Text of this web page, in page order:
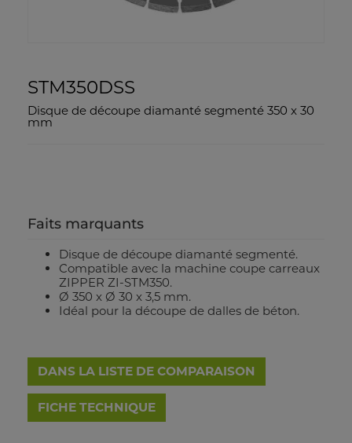
STM350DSS
Disque de découpe diamanté segmenté 350 x 30
mm
Faits marquants
Disque de découpe diamanté segmenté.
Compatible avec la machine coupe carreaux
ZIPPER ZI-STM350.
Ø 350 x Ø 30 x 3,5 mm.
Idéal pour la découpe de dalles de béton.
DANS LA LISTE DE COMPARAISON
FICHE TECHNIQUE